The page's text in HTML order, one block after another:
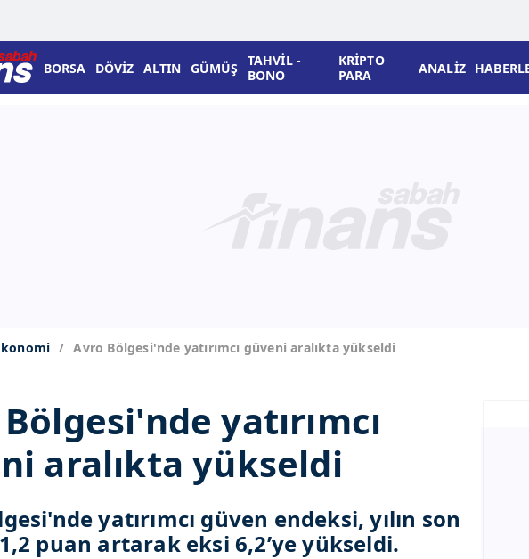
BORSA DÖVİZ ALTIN GÜMÜŞ
TAHVİL -
BONO
KRİPTO
PARA
ANALİZ
Avro Bölgesi'nde yatırımcı güveni aralıkta yükseldi
yatırımcı
aralıkta yükseldi
yatırımcı güven endeksi, yılın son
puan artarak eksi 6,2’ye yükseldi.